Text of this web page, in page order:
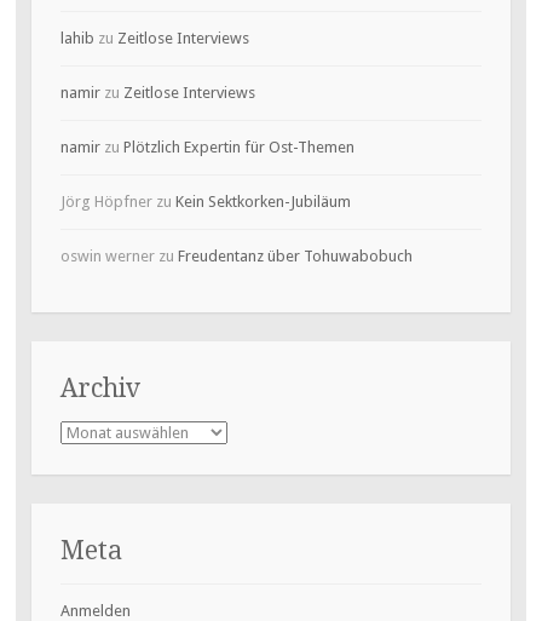
lahib zu Zeitlose Interviews
namirzu Zeitlose Interviews
namirzu Plötzlich Expertin für Ost-Themen
Jörg Höpfnerzu Kein Sektkorken-Jubiläum
oswin wernerzu Freudentanz über Tohuwabobuch
Archiv
Archiv
Meta
Anmelden